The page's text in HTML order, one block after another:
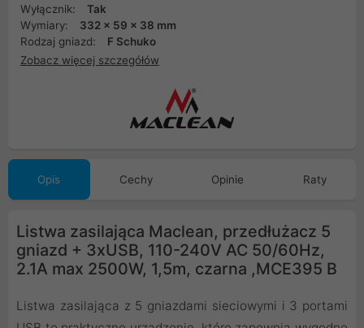
Wyłącznik:
Tak
Wymiary:
332 x 59 x 38 mm
Rodzaj gniazd:
F Schuko
Zobacz więcej szczegółów
Opis Cechy Opinie Raty
Listwa zasilająca Maclean, przedłużacz 5
gniazd + 3xUSB, 110-240V AC 50/60Hz,
2.1A max 2500W, 1,5m, czarna ,MCE395 B
Listwa zasilająca z 5 gniazdami sieciowymi i 3 portami